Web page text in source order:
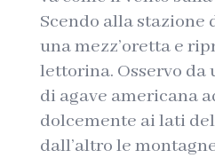
Scendo alla stazione
una mezz’oretta e
lettorina. Osservo da
di agave americana
dolcemente ai lati
dall’altro le